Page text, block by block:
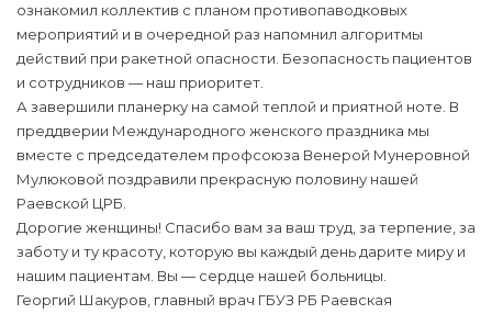
ознакомил коллектив с планом противопаводковых
мероприятий и в очередной раз напомнил алгоритмы
действий при ракетной опасности. Безопасность пациентов
и сотрудников — наш приоритет.
А завершили планерку на самой теплой и приятной ноте. В
преддверии Международного женского праздника мы
вместе с председателем профсоюза Венерой Мунеровной
Мулюковой поздравили прекрасную половину нашей
Раевской ЦРБ.
Дорогие женщины! Спасибо вам за ваш труд, за терпение, за
заботу и ту красоту, которую вы каждый день дарите миру и
нашим пациентам. Вы — сердце нашей больницы.
Георгий Шакуров, главный врач ГБУЗ РБ Раевская